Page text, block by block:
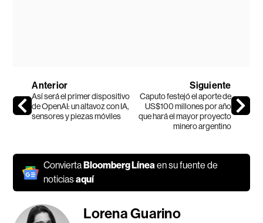
Anterior
Así será el primer dispositivo
de OpenAI: un altavoz con IA,
sensores y piezas móviles
Siguiente
Caputo festejó el aporte de
US$100 millones por año
que hará el mayor proyecto
minero argentino
Convierta Bloomberg Líneaen su fuente de
noticiasaquí
Lorena Guarino